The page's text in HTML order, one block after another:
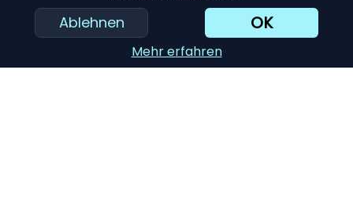
Ablehnen OK
Mehr erfahren
Konstruktion der Schubladen:
Suchen Sie nach
Schubladen mit Schwalbenschwanzverbindungen, da
diese stabiler sind. Vollauszugsführungen ermöglichen